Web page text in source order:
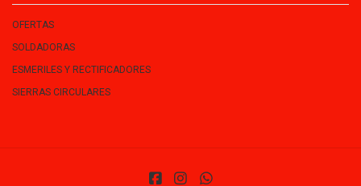
OFERTAS
SOLDADORAS
ESMERILES Y RECTIFICADORES
SIERRAS CIRCULARES